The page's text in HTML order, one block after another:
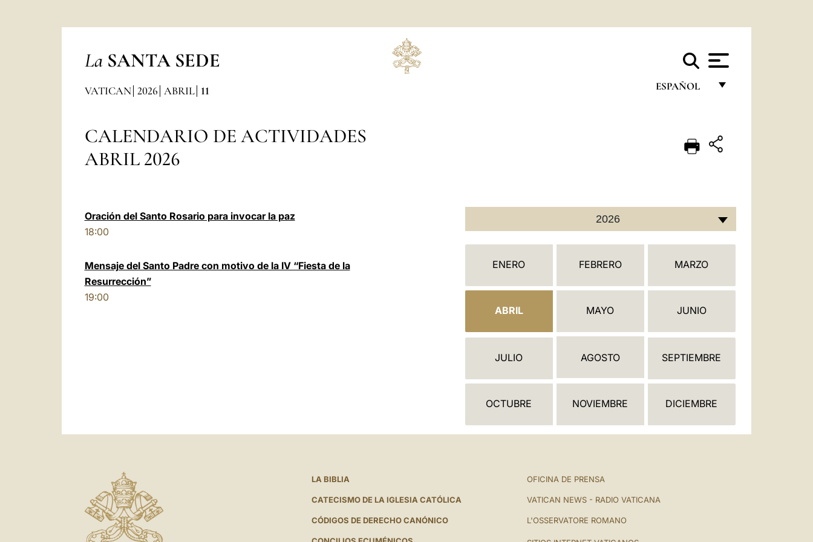
La SANTA SEDE
ESPAÑOL
ITALIANO
ESPAÑOL
VATICAN 2026 ABRIL 11
CALENDARIO DE ACTIVIDADES
ABRIL 2026
Oración del Santo Rosario para invocar la paz
18:00
Mensaje del Santo Padre con motivo de la IV “Fiesta de la
Resurrección”
19:00
2026
L
N
A
I
ENERO FEBRERO MARZO
ABRIL MAYO JUNIO
JULIO AGOSTO SEPTIEMBRE
OCTUBRE NOVIEMBRE DICIEMBRE
LA BIBLIA
CATECISMO DE LA IGLESIA CATÓLICA
CÓDIGOS DE DERECHO CANÓNICO
OFICINA DE PRENSA
VATICAN NEWS - RADIO VATICANA
L'OSSERVATORE ROMANO